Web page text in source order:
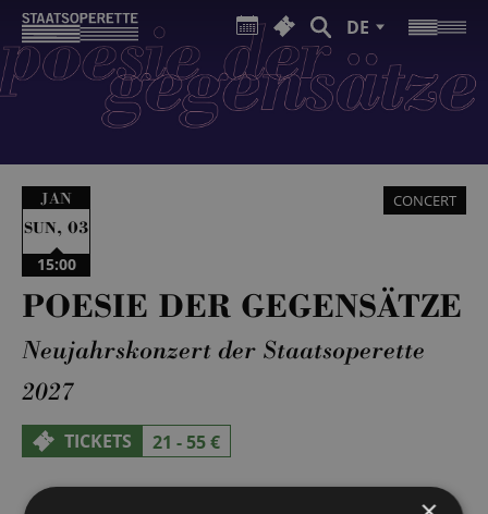
DE
JAN
SUN, 03
15:00
CONCERT
POESIE DER GEGENSÄTZE
Neujahrskonzert der Staatsoperette
2027
TICKETS 21 - 55 €